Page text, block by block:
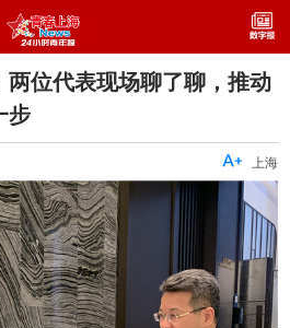
两位代表现场聊了聊，推动
步
上海
